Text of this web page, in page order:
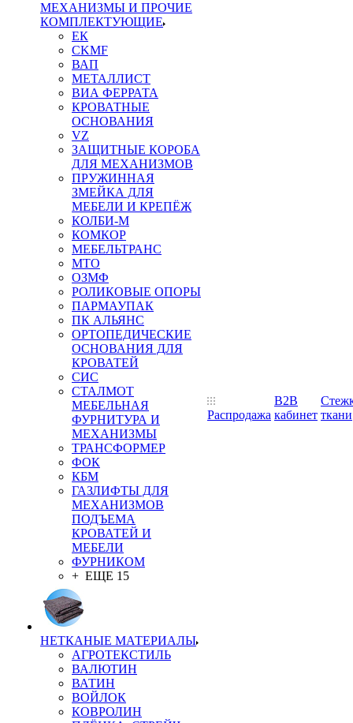
МЕХАНИЗМЫ И ПРОЧИЕ
КОМПЛЕКТУЮЩИЕ
ЕК
CKMF
ВАП
МЕТАЛЛИСТ
ВИА ФЕРРАТА
КРОВАТНЫЕ
ОСНОВАНИЯ
VZ
ЗАЩИТНЫЕ КОРОБА
ДЛЯ МЕХАНИЗМОВ
ПРУЖИННАЯ
ЗМЕЙКА ДЛЯ
МЕБЕЛИ И КРЕПЁЖ
КОЛБИ-М
КОМКОР
МЕБЕЛЬТРАНС
MTO
ОЗМФ
РОЛИКОВЫЕ ОПОРЫ
ПАРМАУПАК
ПК АЛЬЯНС
ОРТОПЕДИЧЕСКИЕ
ОСНОВАНИЯ ДЛЯ
КРОВАТЕЙ
СИС
СТАЛМОТ
МЕБЕЛЬНАЯ
ФУРНИТУРА И
МЕХАНИЗМЫ
ТРАНСФОРМЕР
ФОК
КБМ
ГАЗЛИФТЫ ДЛЯ
МЕХАНИЗМОВ
ПОДЪЕМА
КРОВАТЕЙ И
МЕБЕЛИ
ФУРНИКОМ
+ ЕЩЕ 15
НЕТКАНЫЕ МАТЕРИАЛЫ
АГРОТЕКСТИЛЬ
ВАЛЮТИН
ВАТИН
ВОЙЛОК
КОВРОЛИН
Распродажа
B2B
кабинет ткани